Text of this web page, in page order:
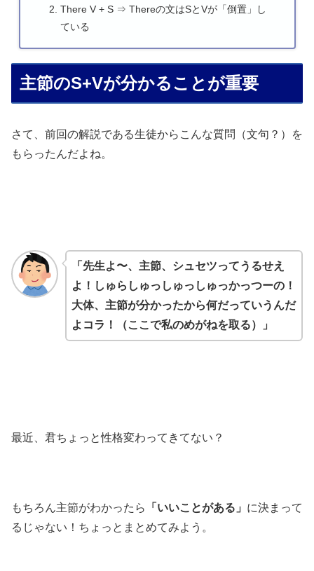
There V + S ⇒ Thereの文はSとVが「倒置」し
ている
主節のS+Vが分かることが重要
さて、前回の解説である生徒からこんな質問（文句？）を
もらったんだよね。
「先生よ〜、主節、シュセツってうるせえ
よ！しゅらしゅっしゅっしゅっかっつーの！
大体、主節が分かったから何だっていうんだ
よコラ！（ここで私のめがねを取る）」
最近、君ちょっと性格変わってきてない？
もちろん主節がわかったら 「いいことがある」 に決まって
るじゃない！ちょっとまとめてみよう。